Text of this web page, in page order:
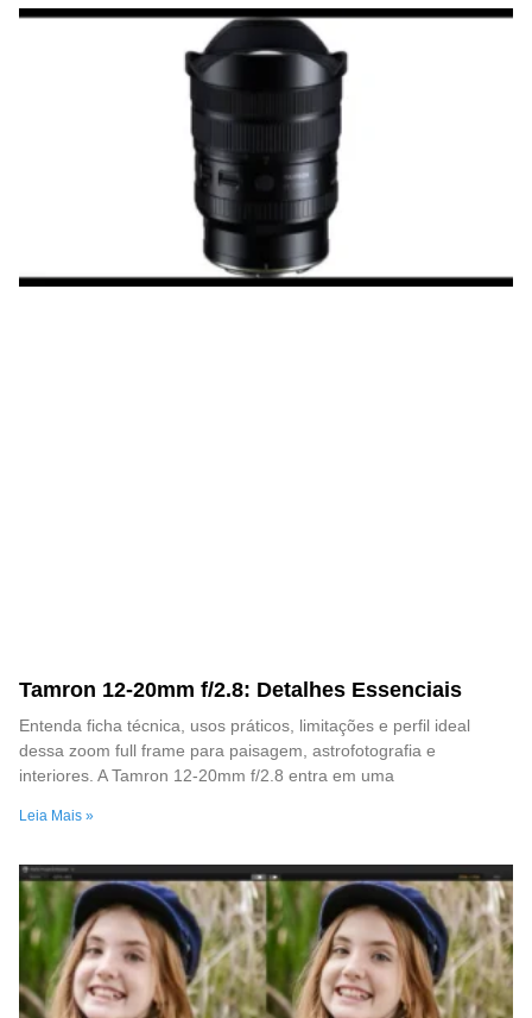
Tamron 12-20mm f/2.8: Detalhes Essenciais
Entenda ficha técnica, usos práticos, limitações e perfil ideal
dessa zoom full frame para paisagem, astrofotografia e
interiores. A Tamron 12-20mm f/2.8 entra em uma
Leia Mais »